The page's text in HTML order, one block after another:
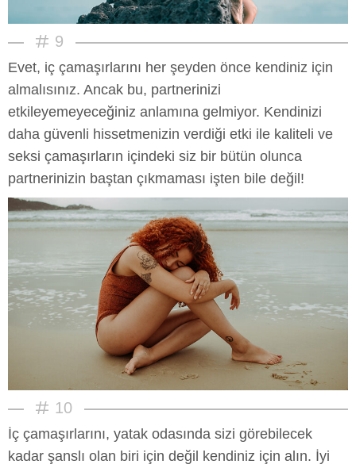
9
Evet, iç çamaşırlarını her şeyden önce kendiniz için
almalısınız. Ancak bu, partnerinizi
etkileyemeyeceğiniz anlamına gelmiyor. Kendinizi
daha güvenli hissetmenizin verdiği etki ile kaliteli ve
seksi çamaşırların içindeki siz bir bütün olunca
partnerinizin baştan çıkmaması işten bile değil!
10
İç çamaşırlarını, yatak odasında sizi görebilecek
kadar şanslı olan biri için değil kendiniz için alın. İyi